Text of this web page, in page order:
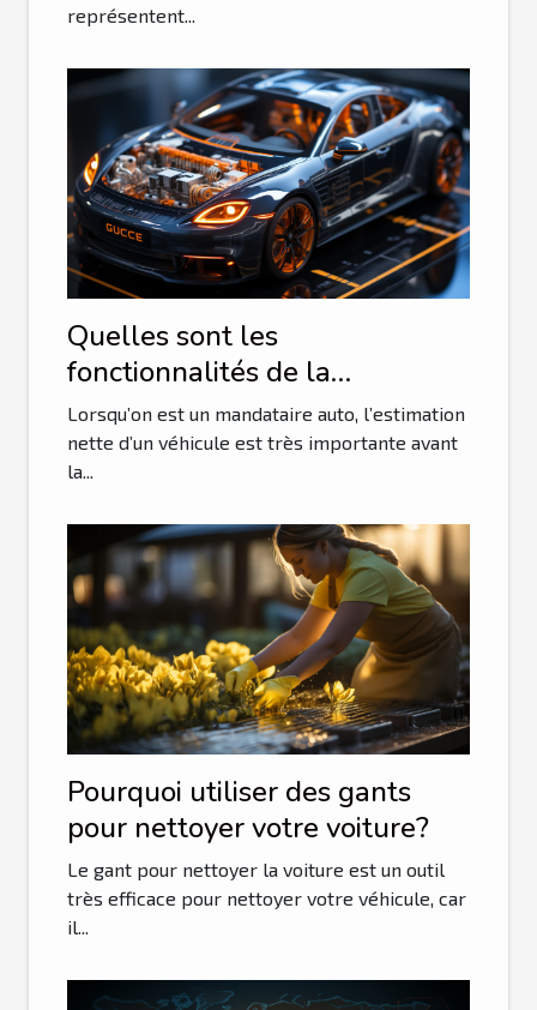
représentent...
Quelles sont les
fonctionnalités de la
plateforme guichet auto ?
Lorsqu’on est un mandataire auto, l’estimation
nette d’un véhicule est très importante avant
la...
Pourquoi utiliser des gants
pour nettoyer votre voiture?
Le gant pour nettoyer la voiture est un outil
très efficace pour nettoyer votre véhicule, car
il...